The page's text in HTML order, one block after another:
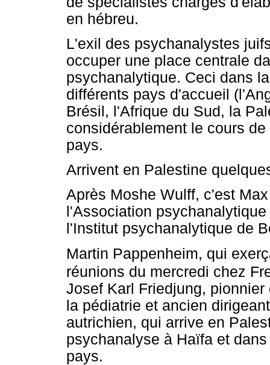
en hébreu.
L'exil des psychanalystes
occuper une place centrale
psychanalytique. Ceci dans
différents pays d'accueil
Brésil, l'Afrique du Sud, la
considérablement le cours
pays.
Arrivent en Palestine
Après Moshe Wulff, c'est
l'Association
l'Institut psychanalytique de
Martin Pappenheim, qui
réunions du mercredi chez
Josef Karl Friedjung,
la pédiatrie et ancien
autrichien, qui arrive en
psychanalyse à Haïfa et
pays.